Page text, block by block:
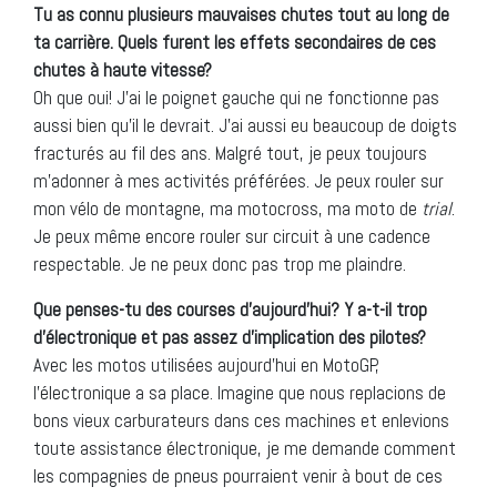
Tu as connu plusieurs mauvaises chutes tout au long de
ta carrière. Quels furent les effets secondaires de ces
chutes à haute vitesse?
Oh que oui! J’ai le poignet gauche qui ne fonctionne pas
aussi bien qu’il le devrait. J’ai aussi eu beaucoup de doigts
fracturés au fil des ans. Malgré tout, je peux toujours
m’adonner à mes activités préférées. Je peux rouler sur
mon vélo de montagne, ma motocross, ma moto de trial.
Je peux même encore rouler sur circuit à une cadence
respectable. Je ne peux donc pas trop me plaindre.
Que penses-tu des courses d’aujourd’hui? Y a-t-il trop
d’électronique et pas assez d’implication des pilotes?
Avec les motos utilisées aujourd’hui en MotoGP,
l’électronique a sa place. Imagine que nous replacions de
bons vieux carburateurs dans ces machines et enlevions
toute assistance électronique, je me demande comment
les compagnies de pneus pourraient venir à bout de ces